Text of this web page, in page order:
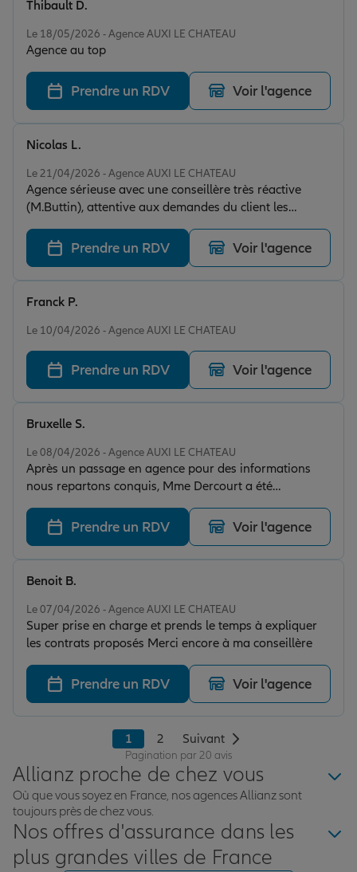
Le 18/05/2026 - Agence AUXI LE CHATEAU
Agence au top
Thibault D.
Prendre un RDV Voir l'agence
Le 21/04/2026 - Agence AUXI LE CHATEAU
Agence sérieuse avec une conseillère très réactive
(M.Buttin), attentive aux demandes du client les
solutions sont rapidement trouvées avec des tarifs
intéressant
Nicolas L.
Prendre un RDV Voir l'agence
Le 10/04/2026 - Agence AUXI LE CHATEAU
Franck P.
Prendre un RDV Voir l'agence
Le 08/04/2026 - Agence AUXI LE CHATEAU
Après un passage en agence pour des informations
nous repartons conquis, Mme Dercourt a été
chaleureuse, à l’écoute de nos besoins, et s’est démené
pour nous trouver des contrats qui nous
correspondent, nous la remercions avec un grand
merci !
Bruxelle S.
Prendre un RDV Voir l'agence
Le 07/04/2026 - Agence AUXI LE CHATEAU
Super prise en charge et prends le temps à expliquer
les contrats proposés Merci encore à ma conseillère
Benoit B.
Prendre un RDV Voir l'agence
1 2 Suivant
Pagination par 20 avis
Allianz proche de chez vous
Où que vous soyez en France, nos agences Allianz sont
toujours près de chez vous.
Nos offres d'assurance dans les
plus grandes villes de France